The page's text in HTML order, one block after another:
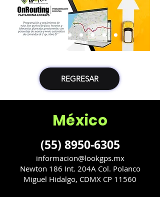
REGRESAR
México
(55) 8950-6305
informacion@lookgps.mx
Newton 186 Int. 204A Col. Polanco
Miguel Hidalgo, CDMX CP 11560